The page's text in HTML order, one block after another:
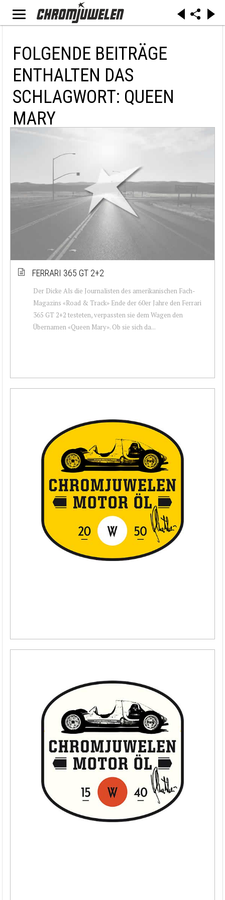
FOLGENDE BEITRÄGE
ENTHALTEN DAS
SCHLAGWORT: QUEEN
MARY
FERRARI 365 GT 2+2
Der Dicke Als die Journalisten des amerikanischen Fach-
Magazins «Road & Track» Ende der 60er Jahre den Ferrari
365 GT 2+2 testeten, verpassten sie dem Wagen den
Übernamen «Queen Mary». Ob sie sich da...